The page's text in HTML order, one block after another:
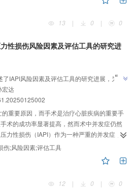
并就国内肿瘤护理人文关怀事业发展面临的
肿瘤患者护理人文关怀事业提供参考。
13
| 0 | 0
性损伤风险因素及评估工具的研究进
IAPI风险因素及评估工具的研究进展，为预
”
”
宏达
重要原因，而手术是治疗心脏疾病的重要手
术的成功率显著提高，然而术中并发症仍然
力性损伤（IAPI）作为一种严重的并发症，不
的心理负担和医疗费用。心脏疾病手术患者
期的体位固定和手术操作过程中的组织受压，
估手术患者护理服务质量的重要指标，及时识
的护理计划至关重要。本研究综述近年来关
估工具的研究进展，以期为预防心脏疾病患者
伤;风险因素;评估工具
12
| 0 | 0